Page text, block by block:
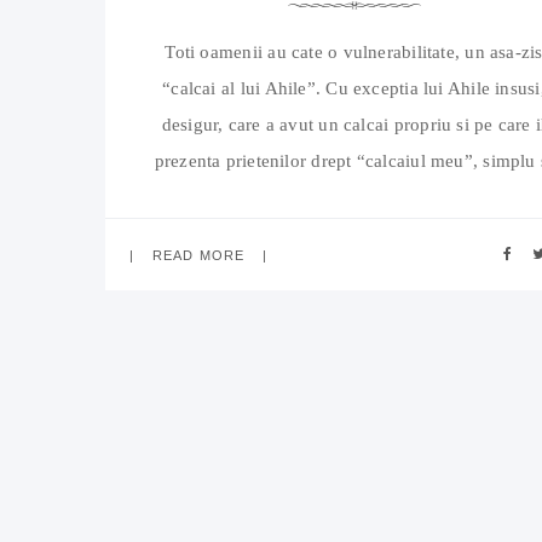
Toti oamenii au cate o vulnerabilitate, un asa-zis
“calcai al lui Ahile”. Cu exceptia lui Ahile
desigur, care a avut un calcai propriu si pe care
prezenta prietenilor drept “calcaiul meu”, simplu
READ MORE